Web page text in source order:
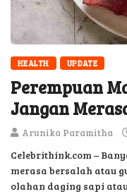
HEALTH UPDATE
Perempuan
Jangan
Arunika Paramitha
Celebrithink.com –
merasa bersalah atau
olahan daging sapi